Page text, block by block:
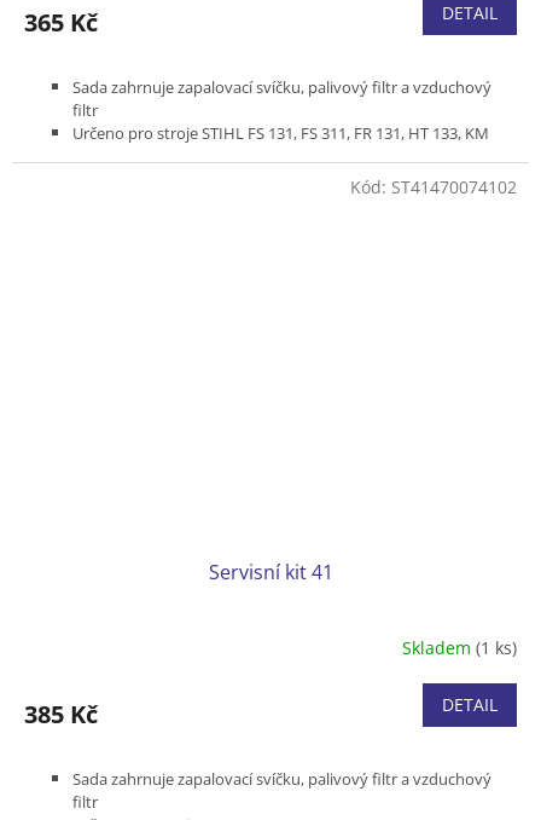
365 Kč DETAIL
Sada zahrnuje zapalovací svíčku, palivový filtr a vzduchový
filtr
Určeno pro stroje STIHL FS 131, FS 311, FR 131, HT 133, KM
Servisní kit 41
Skladem (1 ks)
385 Kč DETAIL
Sada zahrnuje zapalovací svíčku, palivový filtr a vzduchový
filtr
Kód: ST41470074102